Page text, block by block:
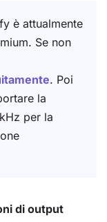
è attualmente
Se non
. Poi
la
per la
di output